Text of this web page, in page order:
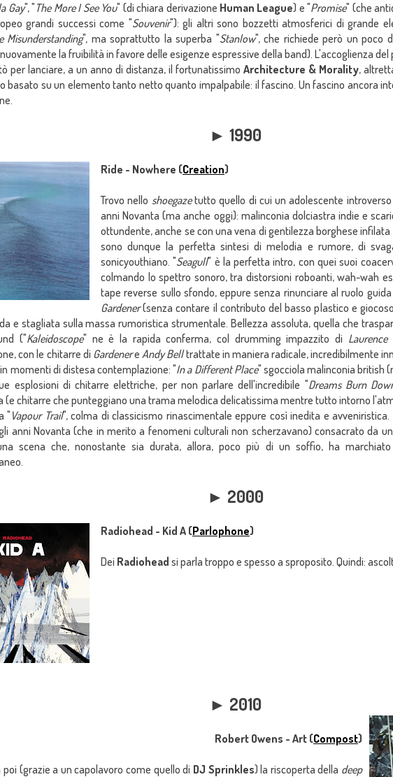
Gay", " The More I See You" (di chiara derivazione Human League) e "Promise" (che
grandi successi come "Souvenir"): gli altri sono bozzetti atmosferici di grande
Misunderstanding", ma soprattutto la superba "Stanlow", che richiede però un poco
la fruibilità in favore delle esigenze espressive della band). L'accoglienza
per lanciare, a un anno di distanza, il fortunatissimo Architecture & Morality,
basato su un elemento tanto netto quanto impalpabile: il fascino. Un fascino ancora
► 1990
Ride - Nowhere (Creation)
Trovo nello shoegazetutto quello di cui un adolescente
anni Novanta (ma anche oggi): malinconia dolciastra indie e
ottundente, anche se con una vena di gentilezza borghese infilata
sono dunque la perfetta sintesi di melodia e rumore, di
sonicyouthiano. "Seagull" è la perfetta intro, con quei suoi
colmando lo spettro sonoro, tra distorsioni roboanti, wah-wah
tape reverse sullo sfondo, eppure senza rinunciare al ruolo
Gardener(senza contare il contributo del basso plastico e
e stagliata sulla massa rumoristica strumentale. Bellezza assoluta, quella che
("Kaleidoscope" ne è la rapida conferma, col drumming impazzito di
con le chitarre di GardenereAndy Belltrattate in maniera radicale, incredibilmente
momenti di distesa contemplazione: "In a Different Place" sgocciola malinconia british
esplosioni di chitarre elettriche, per non parlare dell'incredibile "Dreams Burn
(e chitarre che punteggiano una trama melodica delicatissima mentre tutto intorno
" Vapour Trail", colma di classicismo rinascimentale eppure così inedita e
anni Novanta (che in merito a fenomeni culturali non scherzavano) consacrato da
scena che, nonostante sia durata, allora, poco più di un soffio, ha
► 2000
Radiohead - Kid A (Parlophone)
Dei Radiohead si parla troppo e spesso a sproposito. Quindi:
► 2010
Robert Owens - Art (Compost)
(grazie a un capolavoro come quello di DJ Sprinkles) la riscoperta della deep